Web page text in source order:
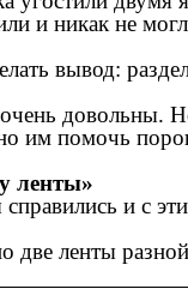
и никак не
вывод:
довольны.
им помочь
ленты»
и с
две ленты